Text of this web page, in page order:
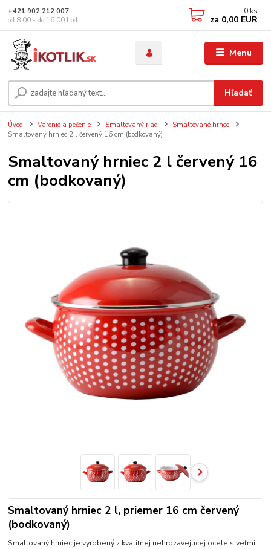
Menu
Hľadať
+421 902 212 007
od 8:00 - do 16:00 hod
0 ks
za 0,00 EUR
Úvod Varenie a pečenie Smaltovaný riad
Smaltované hrnce
Smaltovaný hrniec 2 l červený 16 cm (bodkovaný)
Smaltovaný hrniec 2 l červený 16
cm (bodkovaný)
Smaltovaný hrniec 2 l, priemer 16 cm červený
(bodkovaný)
Smaltovaný hrniec je vyrobený z kvalitnej nehrdzavejúcej ocele s veľmi